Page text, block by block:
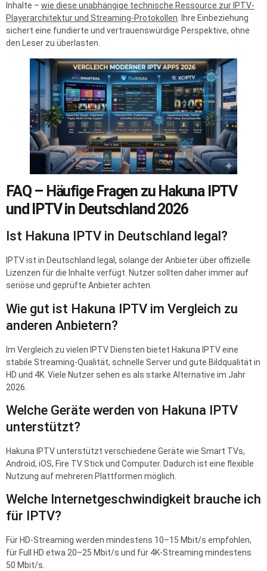
Inhalte – wie diese unabhängige technische Ressource zur IPTV-
Playerarchitektur und Streaming-Protokollen. Ihre Einbeziehung
sichert eine fundierte und vertrauenswürdige Perspektive, ohne
den Leser zu überlasten.
FAQ – Häufige Fragen zu Hakuna IPTV
und IPTV in Deutschland 2026
Ist Hakuna IPTV in Deutschland legal?
IPTV ist in Deutschland legal, solange der Anbieter über offizielle
Lizenzen für die Inhalte verfügt. Nutzer sollten daher immer auf
seriöse und geprüfte Anbieter achten.
Wie gut ist Hakuna IPTV im Vergleich zu
anderen Anbietern?
Im Vergleich zu vielen IPTV Diensten bietet Hakuna IPTV eine
stabile Streaming-Qualität, schnelle Server und gute Bildqualität in
HD und 4K. Viele Nutzer sehen es als starke Alternative im Jahr
2026.
Welche Geräte werden von Hakuna IPTV
unterstützt?
Hakuna IPTV unterstützt verschiedene Geräte wie Smart TVs,
Android, iOS, Fire TV Stick und Computer. Dadurch ist eine flexible
Nutzung auf mehreren Plattformen möglich.
Welche Internetgeschwindigkeit brauche ich
für IPTV?
Für HD-Streaming werden mindestens 10–15 Mbit/s empfohlen,
für Full HD etwa 20–25 Mbit/s und für 4K-Streaming mindestens
50 Mbit/s.